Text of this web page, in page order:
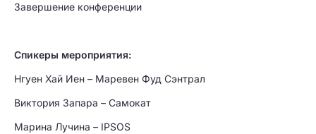
Завершение конференции
Спикеры мероприятия:
Нгуен Хай Иен – Маревен Фуд Сэнтрал
Виктория Запара – Самокат
Марина Лучина – IPSOS